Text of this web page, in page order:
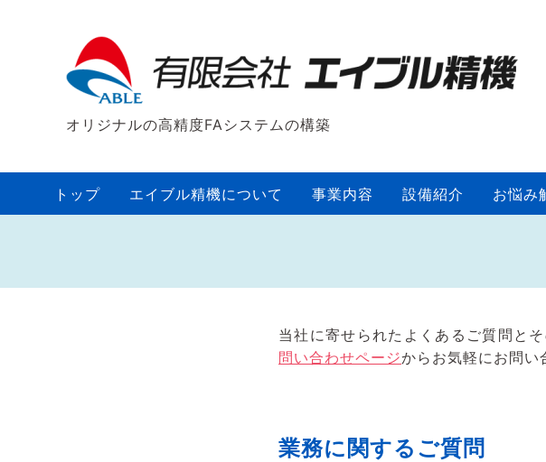
オリジナルの高精度FAシステムの構築
トップ エイブル精機について 事業内容 設備紹介 お悩み
当社に寄せられたよくあるご質問と
問い合わせページからお気軽にお問い
業務に関するご質問